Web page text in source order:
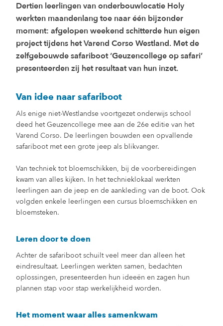
Dertien leerlingen van onderbouwlocatie Holy
werkten maandenlang toe naar één bijzonder
moment: afgelopen weekend schitterde hun eigen
project tijdens het Varend Corso Westland. Met de
zelfgebouwde safariboot ‘Geuzencollege op safari’
presenteerden zij het resultaat van hun inzet.
Van idee naar safariboot
Als enige niet-Westlandse voortgezet onderwijs school
deed het Geuzencollege mee aan de 26e editie van het
Varend Corso. De leerlingen bouwden een opvallende
safariboot met een grote jeep als blikvanger.
Van techniek tot bloemschikken, bij de voorbereidingen
kwam van alles kijken. In het technieklokaal werkten
leerlingen aan de jeep en de aankleding van de boot. Ook
volgden enkele leerlingen een cursus bloemschikken en
bloemsteken.
Leren door te doen
Achter de safariboot schuilt veel meer dan alleen het
eindresultaat. Leerlingen werkten samen, bedachten
oplossingen, presenteerden hun ideeën en zagen hun
plannen stap voor stap werkelijkheid worden.
Het moment waar alles samenkwam